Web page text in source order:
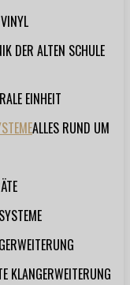
DER ALTEN SCHULE
EINHEIT
ALLES RUND UM
KLANGERWEITERUNG